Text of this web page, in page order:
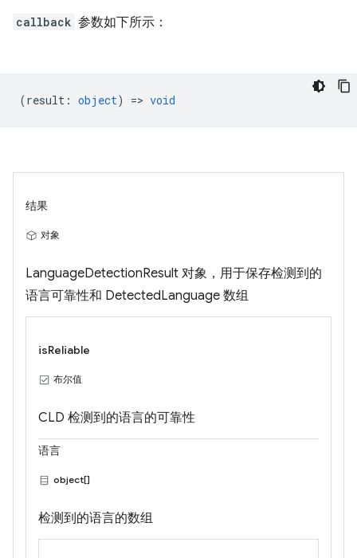
callback 参数如下所示：
(result : object) => void
结果
对象
LanguageDetectionResult 对象，用于保存检测到的
语言可靠性和 DetectedLanguage 数组
isReliable
布尔值
CLD 检测到的语言的可靠性
语言
object[]
检测到的语言的数组